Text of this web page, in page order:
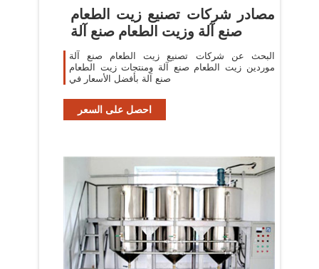
مصادر شركات تصنيع زيت الطعام
صنع آلة وزيت الطعام صنع آلة
البحث عن شركات تصنيع زيت الطعام صنع آلة
موردين زيت الطعام صنع آلة ومنتجات زيت الطعام
صنع آلة بأفضل الأسعار في
احصل على السعر